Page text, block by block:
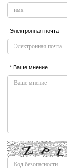
Электронная почта
* Ваше мнение